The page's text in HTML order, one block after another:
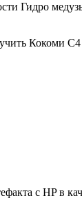
Гидро
Кокоми C4
с HP в